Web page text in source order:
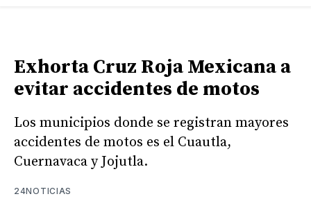
Exhorta Cruz Roja Mexicana a
evitar accidentes de motos
Los municipios donde se registran mayores
accidentes de motos es el Cuautla,
Cuernavaca y Jojutla.
24NOTICIAS